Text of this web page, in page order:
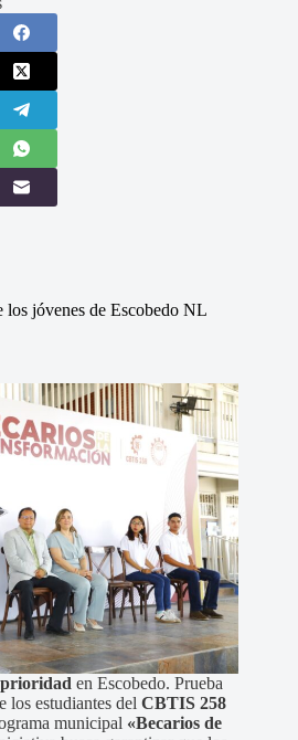
jóvenes de Escobedo NL
prioridad en Escobedo. Prueba
los estudiantes del CBTIS 258
municipal «Becarios de